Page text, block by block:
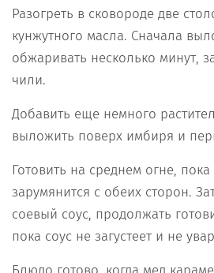
Разогреть в сковороде две
кунжутного масла. Сначала
обжаривать несколько минут,
чили.
Добавить еще немного
выложить поверх имбиря и
Готовить на среднем огне,
зарумянится с обеих сторон.
соевый соус, продолжать
пока соус не загустеет и не